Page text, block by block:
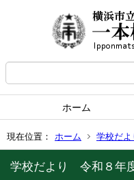
ホーム
現在位置： ホーム 学校だよ
学校だより 令和８年